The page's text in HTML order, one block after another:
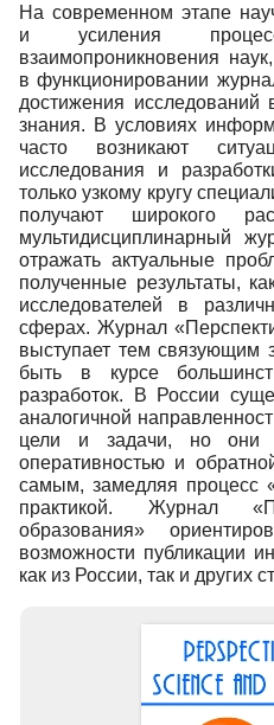
Редколлегия
Индексирование
Рубрики
Контакты
На современном этапе
и усиления
взаимопроникновения
в функционировании
достижения исследований
знания. В условиях
часто возникают
исследования и
только узкому кругу
получают широкого
мультидисциплинарный
отражать актуальные
полученные результаты,
исследователей в
сферах. Журнал
выступает тем связующим
быть в курсе
разработок. В России
аналогичной
цели и задачи, но они
оперативностью и
самым, замедляя процесс
практикой. Журнал
образования»
возможности публикации
как из России, так и других